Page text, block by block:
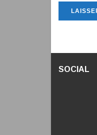
SOCIAL